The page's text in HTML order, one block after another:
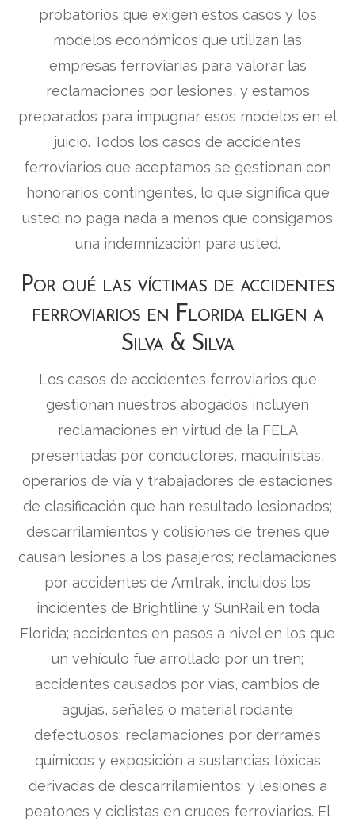
probatorios que exigen estos casos y los
modelos económicos que utilizan las
empresas ferroviarias para valorar las
reclamaciones por lesiones, y estamos
preparados para impugnar esos modelos en el
juicio. Todos los casos de accidentes
ferroviarios que aceptamos se gestionan con
honorarios contingentes, lo que significa que
usted no paga nada a menos que consigamos
una indemnización para usted.
Por qué las víctimas de accidentes
ferroviarios en Florida eligen a
Silva & Silva
Los casos de accidentes ferroviarios que
gestionan nuestros abogados incluyen
reclamaciones en virtud de la FELA
presentadas por conductores, maquinistas,
operarios de vía y trabajadores de estaciones
de clasificación que han resultado lesionados;
descarrilamientos y colisiones de trenes que
causan lesiones a los pasajeros; reclamaciones
por accidentes de Amtrak, incluidos los
incidentes de Brightline y SunRail en toda
Florida; accidentes en pasos a nivel en los que
un vehículo fue arrollado por un tren;
accidentes causados por vías, cambios de
agujas, señales o material rodante
defectuosos; reclamaciones por derrames
químicos y exposición a sustancias tóxicas
derivadas de descarrilamientos; y lesiones a
peatones y ciclistas en cruces ferroviarios. El